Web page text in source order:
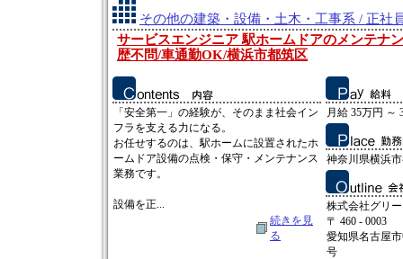
その他の建築・設備・土木・工事系 / 正社
サービスエンジニア 駅ホームドアのメンテナ
歴不問/車通勤OK/横浜市都筑区
「安全第一」の経験が、そのまま社会イン
フラを支える力になる。
お任せするのは、駅ホームに設置されたホ
ームドア設備の点検・保守・メンテナンス
業務です。
設備を正...
続きを見
る
月給 35万円 ～
神奈川県横浜
株式会社グリ
〒 460 - 0003
愛知県名古屋
号